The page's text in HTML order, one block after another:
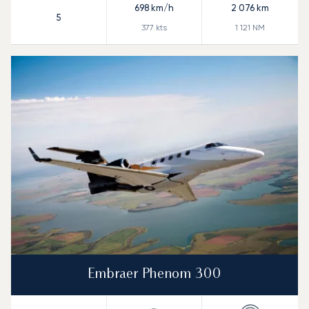
5
698km/h
377 kts
2 076 km
1 121 NM
Embraer Phenom 300